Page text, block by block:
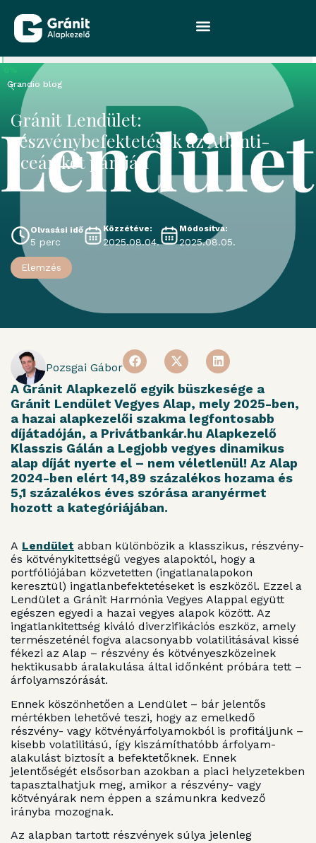
Grandio blog
Gránit Lendület:
részvénybefektetések az Atlanti-
óceán két partján
Olvasási idő
5 perc
Közzétéve:
2025.08.04.
Módosítva:
2025.08.05.
Elemzés
Pozsgai Gábor
A Gránit Alapkezelő egyik büszkesége a
Gránit Lendület Vegyes Alap, mely 2025-ben,
a hazai alapkezelői szakma legfontosabb
díjátadóján, a Privátbankár.hu Alapkezelő
Klasszis Gálán a Legjobb vegyes dinamikus
alap díját nyerte el – nem véletlenül! Az Alap
2024-ben elért 14,89 százalékos hozama és
5,1 százalékos éves szórása aranyérmet
hozott a kategóriájában.
A Lendület abban különbözik a klasszikus, részvény-
és kötvénykitettségű vegyes alapoktól, hogy a
portfóliójában közvetetten (ingatlanalapokon
keresztül) ingatlanbefektetéseket is eszközöl. Ezzel a
Lendület a Gránit Harmónia Vegyes Alappal együtt
egészen egyedi a hazai vegyes alapok között. Az
ingatlankitettség kiváló diverzifikációs eszköz, amely
természeténél fogva alacsonyabb volatilitásával kissé
fékezi az Alap – részvény és kötvényeszközeinek
hektikusabb áralakulása által időnként próbára tett –
árfolyamszórását.
Ennek köszönhetően a Lendület – bár jelentős
mértékben lehetővé teszi, hogy az emelkedő
részvény- vagy kötvényárfolyamokból is profitáljunk –
kisebb volatilitású, így kiszámíthatóbb árfolyam-
alakulást biztosít a befektetőknek. Ennek
jelentőségét elsősorban azokban a piaci helyzetekben
tapasztalhatjuk meg, amikor a részvény- vagy
kötvényárak nem éppen a számunkra kedvező
irányba mozognak.
Az alapban tartott részvények súlya jelenleg